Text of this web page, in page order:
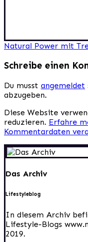
Natural Power mit
Schreibe einen
Du musst angemeldet
abzugeben.
Diese Website
reduzieren. Erfahre
Kommentardaten
Das Archiv
Lifestyleblog
In diesem Archiv
Lifestyle-Blogs
2019.